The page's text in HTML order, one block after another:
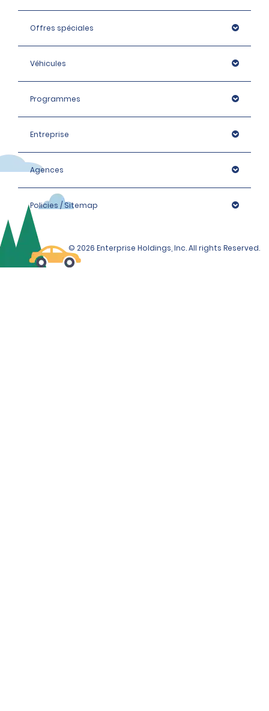
Offres spéciales
Véhicules
Programmes
Entreprise
Agences
Policies / Sitemap
© 2026 Enterprise Holdings, Inc. All rights Reserved.